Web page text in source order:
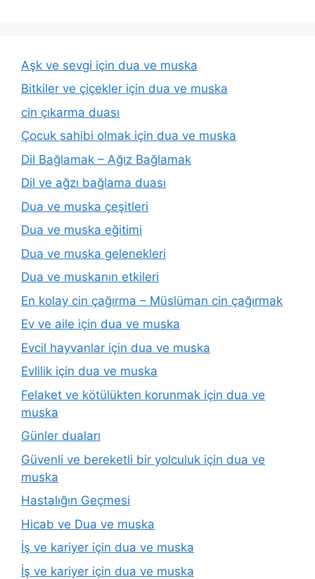
Aşk ve sevgi için dua ve muska
Bitkiler ve çiçekler için dua ve muska
cin çıkarma duası
Çocuk sahibi olmak için dua ve muska
Dil Bağlamak – Ağız Bağlamak
Dil ve ağzı bağlama duası
Dua ve muska çeşitleri
Dua ve muska eğitimi
Dua ve muska gelenekleri
Dua ve muskanın etkileri
En kolay cin çağırma – Müslüman cin çağırmak
Ev ve aile için dua ve muska
Evcil hayvanlar için dua ve muska
Evlilik için dua ve muska
Felaket ve kötülükten korunmak için dua ve
muska
Günler duaları
Güvenli ve bereketli bir yolculuk için dua ve
muska
Hastalığın Geçmesi
Hicab ve Dua ve muska
İş ve kariyer için dua ve muska
İş ve kariyer için dua ve muska